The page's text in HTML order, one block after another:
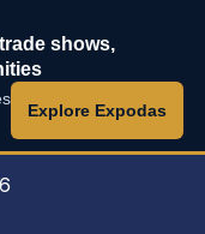
shows,
Explore Expodas